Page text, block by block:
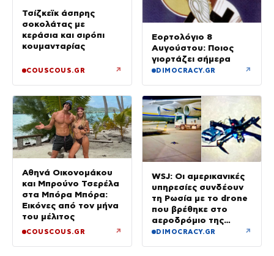
Τσίζκεϊκ άσπρης
σοκολάτας με
κεράσια και σιρόπι
κουμανταρίας
COUSCOUS.GR ↗
Εορτολόγιο 8
Αυγούστου: Ποιος
γιορτάζει σήμερα
DIMOCRACY.GR ↗
Αθηνά Οικονομάκου
και Μπρούνο Τσερέλα
στα Μπόρα Μπόρα:
Εικόνες από τον μήνα
του μέλιτος
COUSCOUS.GR ↗
WSJ: Οι αμερικανικές
υπηρεσίες συνδέουν
τη Ρωσία με το drone
που βρέθηκε στο
αεροδρόμιο της
Λειψίας
DIMOCRACY.GR ↗